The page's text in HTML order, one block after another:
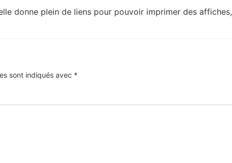
donne plein de liens pour pouvoir imprimer des affiches,
sont indiqués avec *